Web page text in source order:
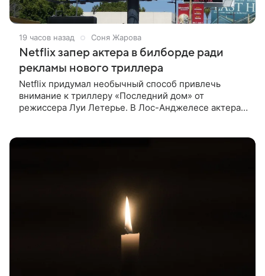
19 часов назад Соня Жарова
Netflix запер актера в билборде ради
рекламы нового триллера
Netflix придумал необычный способ привлечь
внимание к триллеру «Последний дом» от
режиссера Луи Летерье. В Лос-Анджелесе актера